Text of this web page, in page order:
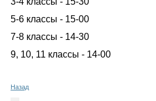
5-6 классы - 15-00
7-8 классы - 14-30
9, 10, 11 классы - 14-00
Назад